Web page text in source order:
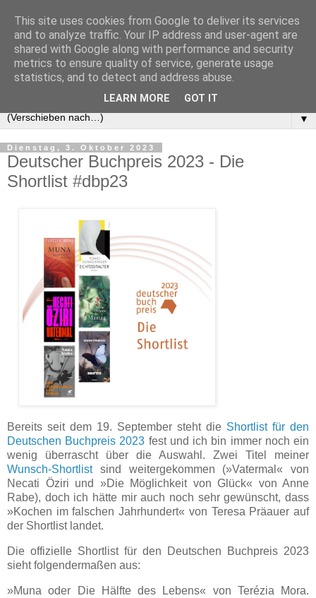
▼
Dienstag, 3. Oktober 2023
Deutscher Buchpreis 2023 - Die
Shortlist #dbp23
Bereits seit dem 19. September steht die Shortlist für den
Deutschen Buchpreis 2023 fest und ich bin immer noch ein
wenig überrascht über die Auswahl. Zwei Titel meiner
Wunsch-Shortlistsind weitergekommen (»Vatermal« von
Necati Öziri und »Die Möglichkeit von Glück« von Anne
Rabe), doch ich hätte mir auch noch sehr gewünscht, dass
»Kochen im falschen Jahrhundert« von Teresa Präauer auf
der Shortlist landet.
Die offizielle Shortlist für den Deutschen Buchpreis 2023
sieht folgendermaßen aus:
»Muna oder Die Hälfte des Lebens« von Terézia Mora.
This site uses cookies from Google to deliver its services
and to analyze traffic. Your IP address and user-agent are
shared with Google along with performance and security
metrics to ensure quality of service, generate usage
statistics, and to detect and address abuse.
LEARN MORE GOT IT